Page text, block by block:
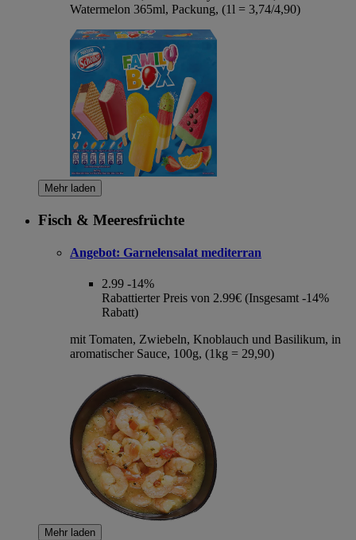
Watermelon 365ml, Packung, (1l = 3,74/4,90)
Mehr laden
Fisch & Meeresfrüchte
Angebot: Garnelensalat mediterran
2.99 -14%
Rabattierter Preis von 2.99€ (Insgesamt -14%
Rabatt)
mit Tomaten, Zwiebeln, Knoblauch und Basilikum, in
aromatischer Sauce, 100g, (1kg = 29,90)
Mehr laden